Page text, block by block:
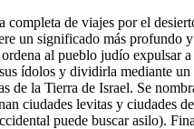
completa de viajes por el
un significado más profundo
al pueblo judío expulsar a
ídolos y dividirla mediante un
de la Tierra de Israel. Se
ciudades levitas y ciudades
puede buscar asilo).